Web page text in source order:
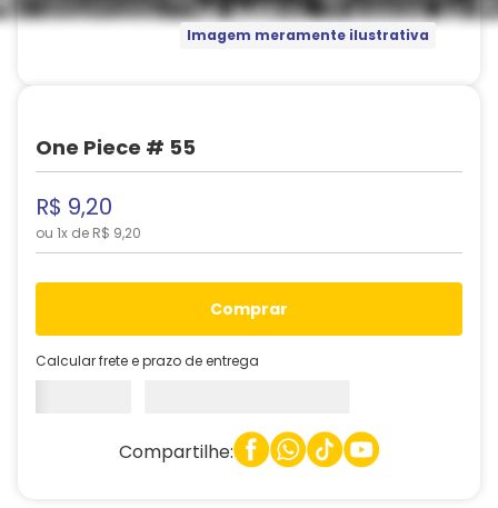
Imagem meramente ilustrativa
One Piece # 55
R$ 9,20
ou 1x de R$ 9,20
comprar
Calcular frete e prazo de entrega
Compartilhe: